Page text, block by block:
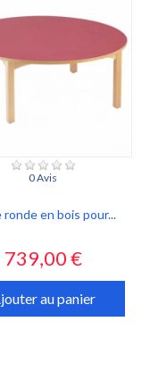
0 Avis
ronde en bois pour...
Prix
739,00 €
au panier